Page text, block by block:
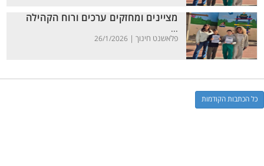
מציינים ומחזקים ערכים ורוח הקהילה
...
פלאשנט חינוך | 26/1/2026
כל הכתבות הקודמות